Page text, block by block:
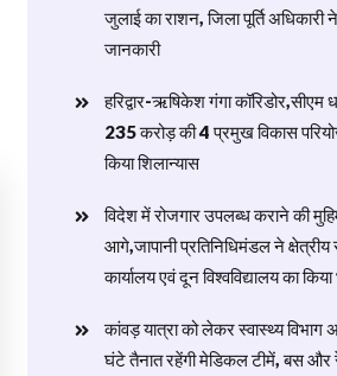
जुलाई का राशन, जिला पूर्ति अधिकारी
जानकारी
हरिद्वार-ऋषिकेश गंगा कॉरिडोर,सीएम
235 करोड़ की 4 प्रमुख विकास
किया शिलान्यास
विदेश में रोजगार उपलब्ध कराने की
आगे,जापानी प्रतिनिधिमंडल ने
कार्यालय एवं दून विश्वविद्यालय का
​कांवड़ यात्रा को लेकर स्वास्थ्य विभाग
घंटे तैनात रहेंगी मेडिकल टीमें, बस